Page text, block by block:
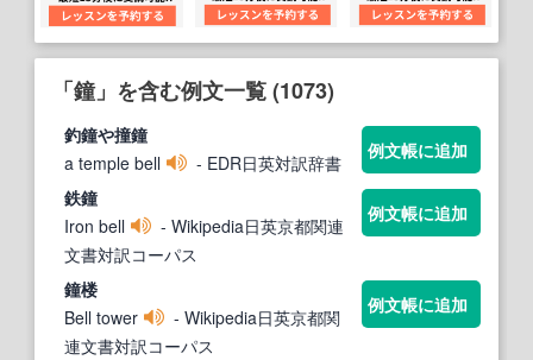
「鐘」を含む例文一覧 (1073)
釣鐘や撞鐘
a temple bell
- EDR日英対訳辞書
例文帳に追加
鉄鐘
Iron bell
- Wikipedia日英京都関連
文書対訳コーパス
例文帳に追加
鐘楼
Bell tower
- Wikipedia日英京都関
連文書対訳コーパス
例文帳に追加